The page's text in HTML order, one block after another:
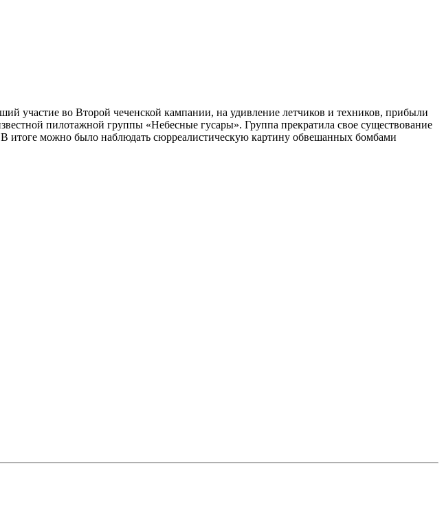
участие во Второй чеченской кампании, на удивление летчиков и техников, прибыли
пилотажной группы «Небесные гусары». Группа прекратила свое существование
итоге можно было наблюдать сюрреалистическую картину обвешанных бомбами